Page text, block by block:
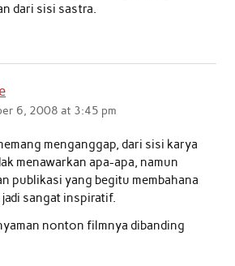
dari sisi sastra.
6, 2008 at 3:45 pm
menganggap, dari sisi karya
menawarkan apa-apa, namun
publikasi yang begitu membahana
sangat inspiratif.
nonton filmnya dibanding